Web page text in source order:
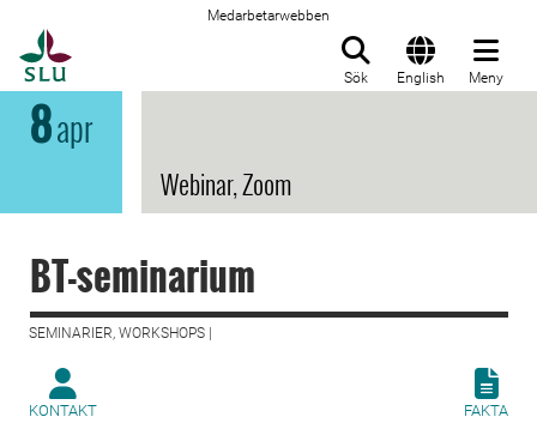
Medarbetarwebben
Sök English Meny
8apr
Webinar, Zoom
BT-seminarium
SEMINARIER, WORKSHOPS |
KONTAKT FAKTA